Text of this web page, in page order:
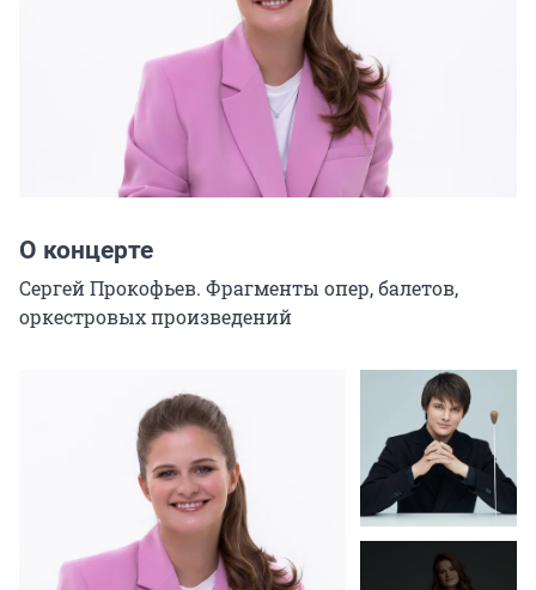
О концерте
Сергей Прокофьев. Фрагменты опер, балетов,
оркестровых произведений